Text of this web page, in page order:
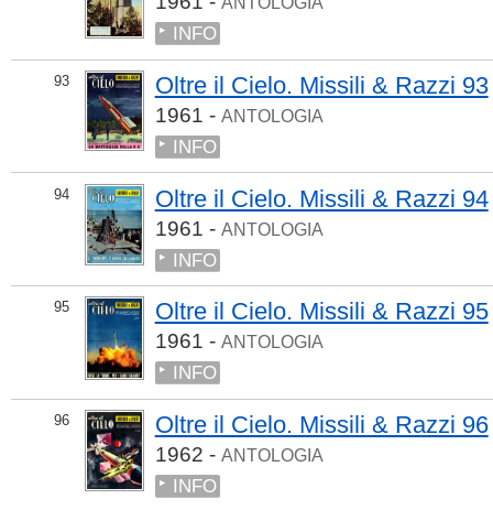
INFO
93 Oltre il Cielo. Missili & Razzi 93
1961 - ANTOLOGIA
INFO
94 Oltre il Cielo. Missili & Razzi 94
1961 - ANTOLOGIA
INFO
95 Oltre il Cielo. Missili & Razzi 95
1961 - ANTOLOGIA
INFO
96 Oltre il Cielo. Missili & Razzi 96
1962 - ANTOLOGIA
INFO